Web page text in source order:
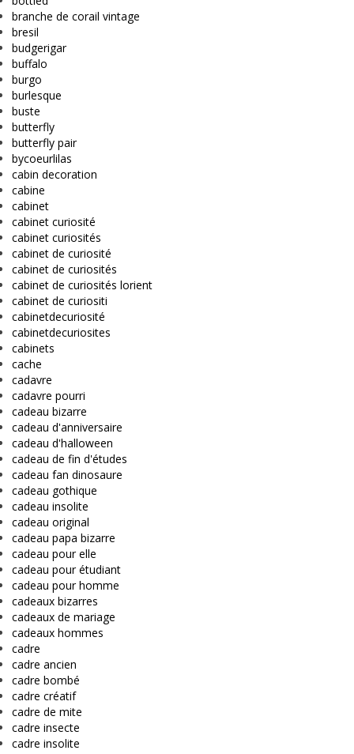
branche de corail vintage
bresil
budgerigar
buffalo
burgo
burlesque
buste
butterfly
butterfly pair
bycoeurlilas
cabin decoration
cabine
cabinet
cabinet curiosité
cabinet curiosités
cabinet de curiosité
cabinet de curiosités
cabinet de curiosités lorient
cabinet de curiositi
cabinetdecuriosité
cabinetdecuriosites
cabinets
cache
cadavre
cadavre pourri
cadeau bizarre
cadeau d'anniversaire
cadeau d'halloween
cadeau de fin d'études
cadeau fan dinosaure
cadeau gothique
cadeau insolite
cadeau original
cadeau papa bizarre
cadeau pour elle
cadeau pour étudiant
cadeau pour homme
cadeaux bizarres
cadeaux de mariage
cadeaux hommes
cadre
cadre ancien
cadre bombé
cadre créatif
cadre de mite
cadre insecte
cadre insolite